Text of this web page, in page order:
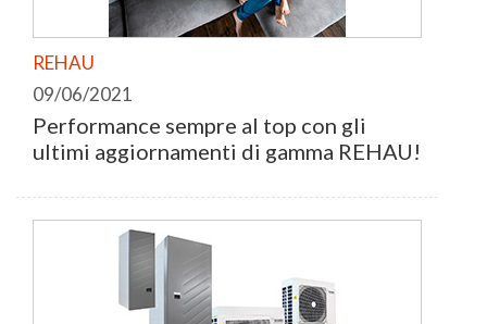
REHAU
09/06/2021
Performance sempre al top con gli
ultimi aggiornamenti di gamma REHAU!